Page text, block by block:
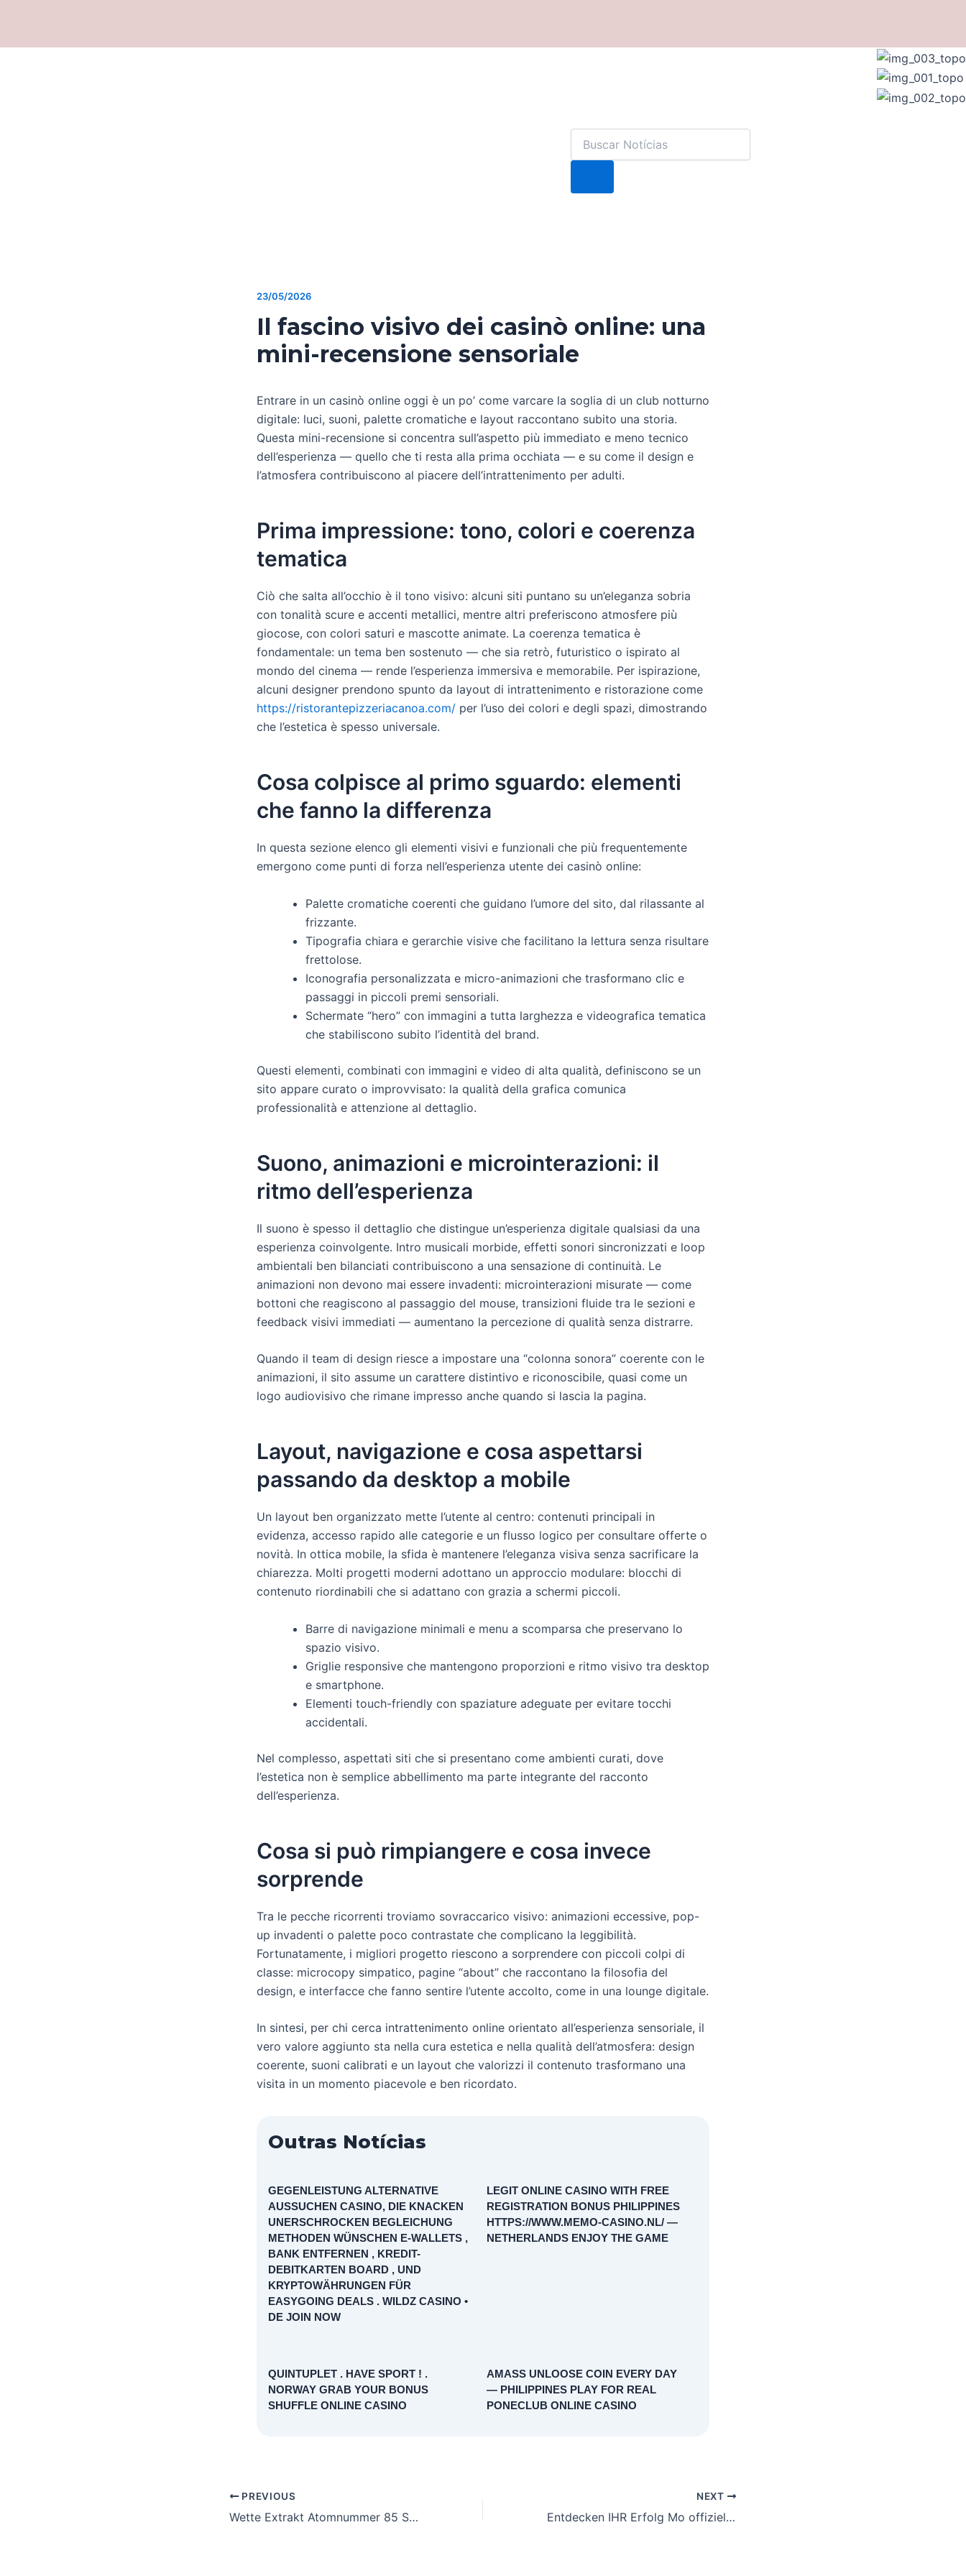
o
23/05/2026
Il fascino visivo dei casinò online: una
mini-recensione sensoriale
Entrare in un casinò online oggi è un po’ come varcare la soglia di un club notturno
digitale: luci, suoni, palette cromatiche e layout raccontano subito una storia.
Questa mini-recensione si concentra sull’aspetto più immediato e meno tecnico
dell’esperienza — quello che ti resta alla prima occhiata — e su come il design e
l’atmosfera contribuiscono al piacere dell’intrattenimento per adulti.
Prima impressione: tono, colori e coerenza
tematica
Ciò che salta all’occhio è il tono visivo: alcuni siti puntano su un’eleganza sobria
con tonalità scure e accenti metallici, mentre altri preferiscono atmosfere più
giocose, con colori saturi e mascotte animate. La coerenza tematica è
fondamentale: un tema ben sostenuto — che sia retrò, futuristico o ispirato al
mondo del cinema — rende l’esperienza immersiva e memorabile. Per ispirazione,
alcuni designer prendono spunto da layout di intrattenimento e ristorazione come
https://ristorantepizzeriacanoa.com/ per l’uso dei colori e degli spazi, dimostrando
che l’estetica è spesso universale.
Cosa colpisce al primo sguardo: elementi
che fanno la differenza
In questa sezione elenco gli elementi visivi e funzionali che più frequentemente
emergono come punti di forza nell’esperienza utente dei casinò online:
Palette cromatiche coerenti che guidano l’umore del sito, dal rilassante al
frizzante.
Tipografia chiara e gerarchie visive che facilitano la lettura senza risultare
frettolose.
Iconografia personalizzata e micro-animazioni che trasformano clic e
passaggi in piccoli premi sensoriali.
Schermate “hero” con immagini a tutta larghezza e videografica tematica
che stabiliscono subito l’identità del brand.
Questi elementi, combinati con immagini e video di alta qualità, definiscono se un
sito appare curato o improvvisato: la qualità della grafica comunica
professionalità e attenzione al dettaglio.
Suono, animazioni e microinterazioni: il
ritmo dell’esperienza
Il suono è spesso il dettaglio che distingue un’esperienza digitale qualsiasi da una
esperienza coinvolgente. Intro musicali morbide, effetti sonori sincronizzati e loop
ambientali ben bilanciati contribuiscono a una sensazione di continuità. Le
animazioni non devono mai essere invadenti: microinterazioni misurate — come
bottoni che reagiscono al passaggio del mouse, transizioni fluide tra le sezioni e
feedback visivi immediati — aumentano la percezione di qualità senza distrarre.
Quando il team di design riesce a impostare una “colonna sonora” coerente con le
animazioni, il sito assume un carattere distintivo e riconoscibile, quasi come un
logo audiovisivo che rimane impresso anche quando si lascia la pagina.
Layout, navigazione e cosa aspettarsi
passando da desktop a mobile
Un layout ben organizzato mette l’utente al centro: contenuti principali in
evidenza, accesso rapido alle categorie e un flusso logico per consultare offerte o
novità. In ottica mobile, la sfida è mantenere l’eleganza visiva senza sacrificare la
chiarezza. Molti progetti moderni adottano un approccio modulare: blocchi di
contenuto riordinabili che si adattano con grazia a schermi piccoli.
Barre di navigazione minimali e menu a scomparsa che preservano lo
spazio visivo.
Griglie responsive che mantengono proporzioni e ritmo visivo tra desktop
e smartphone.
Elementi touch-friendly con spaziature adeguate per evitare tocchi
accidentali.
Nel complesso, aspettati siti che si presentano come ambienti curati, dove
l’estetica non è semplice abbellimento ma parte integrante del racconto
dell’esperienza.
Cosa si può rimpiangere e cosa invece
sorprende
Tra le pecche ricorrenti troviamo sovraccarico visivo: animazioni eccessive, pop-
up invadenti o palette poco contrastate che complicano la leggibilità.
Fortunatamente, i migliori progetto riescono a sorprendere con piccoli colpi di
classe: microcopy simpatico, pagine “about” che raccontano la filosofia del
design, e interfacce che fanno sentire l’utente accolto, come in una lounge digitale.
In sintesi, per chi cerca intrattenimento online orientato all’esperienza sensoriale, il
vero valore aggiunto sta nella cura estetica e nella qualità dell’atmosfera: design
coerente, suoni calibrati e un layout che valorizzi il contenuto trasformano una
visita in un momento piacevole e ben ricordato.
Outras Notícias
GEGENLEISTUNG ALTERNATIVE
AUSSUCHEN CASINO, DIE KNACKEN
UNERSCHROCKEN BEGLEICHUNG
METHODEN WÜNSCHEN E-WALLETS ,
BANK ENTFERNEN , KREDIT-
DEBITKARTEN BOARD , UND
KRYPTOWÄHRUNGEN FÜR
EASYGOING DEALS . WILDZ CASINO •
DE JOIN NOW
LEGIT ONLINE CASINO WITH FREE
REGISTRATION BONUS PHILIPPINES
HTTPS://WWW.MEMO-CASINO.NL/ —
NETHERLANDS ENJOY THE GAME
QUINTUPLET . HAVE SPORT ! .
NORWAY GRAB YOUR BONUS
SHUFFLE ONLINE CASINO
AMASS UNLOOSE COIN EVERY DAY
— PHILIPPINES PLAY FOR REAL
PONECLUB ONLINE CASINO
PREVIOUS
Wette Extrakt Atomnummer 85 SpinTime Glücksspiel Casino — Germany Play Now Onlyspins Online Casino
NEXT
Entdecken IHR Erfolg Mo offizielle Seite — Germany Unlock Offer